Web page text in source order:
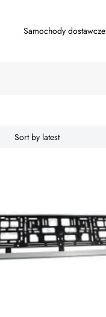
Samochody dostawcze